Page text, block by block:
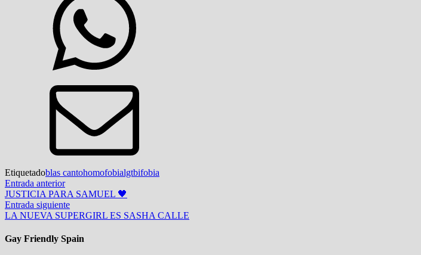
Etiquetadoblas cantohomofobialgtbifobia
Navegación
de
entradas
Entrada anteriorEntrada
anterior:
JUSTICIA PARA SAMUEL 🖤
Entrada siguienteEntrada
siguiente:
LA NUEVA SUPERGIRL ES SASHA CALLE
Gay Friendly Spain